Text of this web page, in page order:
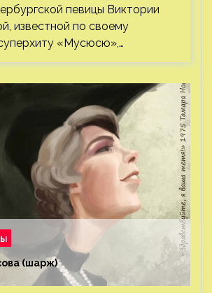
певицы Виктории
известной по своему
«Мусюсю»,…
(шарж)⁠⁠